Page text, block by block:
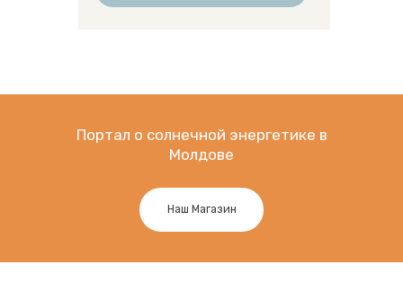
Портал о солнечной энергетике в
Молдове
Наш Магазин